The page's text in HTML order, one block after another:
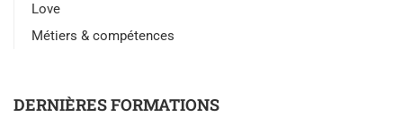
Love
Métiers & compétences
DERNIÈRES FORMATIONS